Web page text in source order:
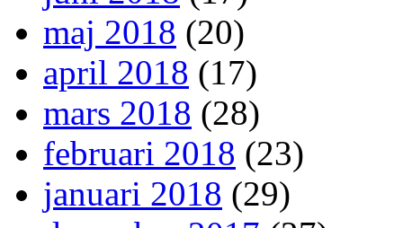
maj 2018 (20)
april 2018 (17)
mars 2018 (28)
februari 2018 (23)
januari 2018 (29)